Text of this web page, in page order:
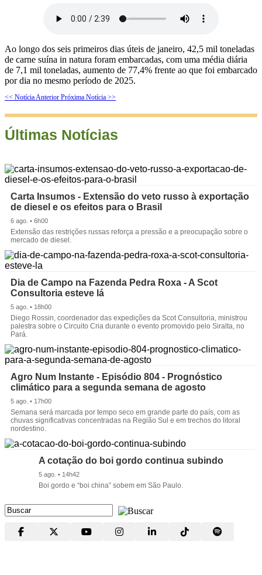
Ao longo dos seis primeiros dias úteis de janeiro, 42,5 mil toneladas
de carne suína in natura foram embarcadas, com uma média diária
de 7,1 mil toneladas, aumento de 77,4% frente ao que foi embarcado
por dia no mesmo período de 2025.
<< Notícia Anterior Próxima Notícia >>
Últimas Notícias
Carta Insumos - Extensão do veto russo à exportação
de diesel e os efeitos para o Brasil
6 ago. • 6h00
Extensão das restrições russas reforça a pressão e a preocupação sobre o
mercado de diesel.
Dia de Campo na Fazenda Pedra Roxa - A Scot
Consultoria esteve lá
5 ago. • 18h00
Diego Rossin, coordenador das expedições da Scot Consultoria, ministrou
palestra sobre o Circuito Cria durante o evento promovido pelo Siralta, no
Pará.
Agro Num Instante - Episódio 804 - Prognóstico
climático para a segunda semana de agosto
5 ago. • 17h00
Semana será marcada por tempo seco em grande parte do país, com as
chuvas significativas concentradas na Região Sul e em trechos do litoral
nordestino.
A cotação do boi gordo continua subindo
5 ago. • 14h42
Boi gordo e “boi china” sobem em São Paulo.